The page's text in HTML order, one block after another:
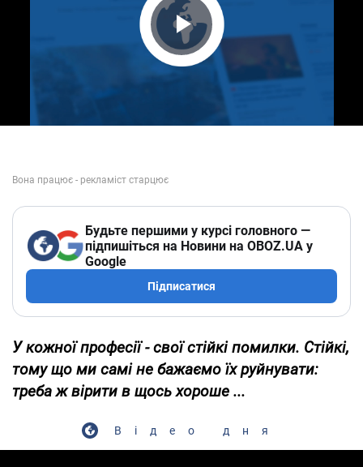
Play Video
Будьте першими у курсі головного —
підпишіться на Новини на OBOZ.UA у
Google
Підписатися
У кожної професії - свої стійкі помилки. Стійкі,
тому що ми самі не бажаємо їх руйнувати:
треба ж вірити в щось хороше ...
Відео дня